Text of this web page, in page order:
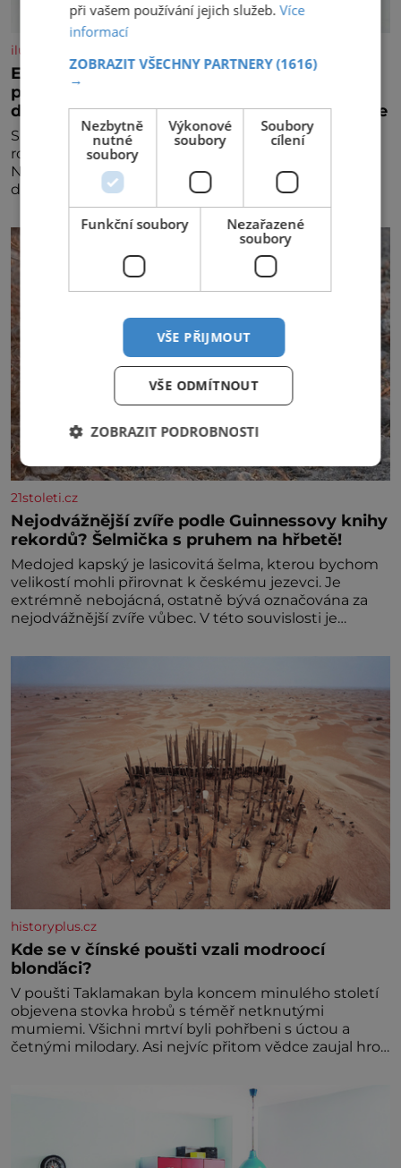
iluxus.cz
Emirates a South African Airways rozšiřují
partnerství. Cestujícím nově zpřístupní
dalších devět destinací v jižní a střední Africe
Společnosti Emirates a South African Airways (SAA)
rozšiřují svou dlouholetou codesharovou spolupráci.
Nová reciproční dohoda zpřístupní cestujícím devět
dalších destinací v jižní a střední Africe a u
21stoleti.cz
Nejodvážnější zvíře podle Guinnessovy knihy
rekordů? Šelmička s pruhem na hřbetě!
Medojed kapský je lasicovitá šelma, kterou bychom
velikostí mohli přirovnat k českému jezevci. Je
extrémně nebojácná, ostatně bývá označována za
nejodvážnější zvíře vůbec. V této souvislosti je
historyplus.cz
Kde se v čínské poušti vzali modroocí
blonďáci?
V poušti Taklamakan byla koncem minulého století
objevena stovka hrobů s téměř netknutými
mumiemi. Všichni mrtví byli pohřbeni s úctou a
četnými milodary. Asi nejvíc přitom vědce zaujal hrob
dávných lidí nesmírně dobře zachovalá, přičítají
odborníci zdejším klimatickým podmínkám. Sucho,
při vašem používání jejich služeb.Více
informací
ZOBRAZIT VŠECHNY PARTNERY(1616)
→
Nezbytně
nutné
soubory
Výkonové
soubory
Soubory
cílení
Funkční soubory
Nezařazené
soubory
VŠE PŘIJMOUT
VŠE ODMÍTNOUT
ZOBRAZIT PODROBNOSTI